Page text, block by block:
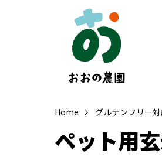
Home グルテンフリー
ペット用